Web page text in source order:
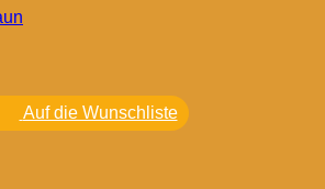
Auf die Wunschliste